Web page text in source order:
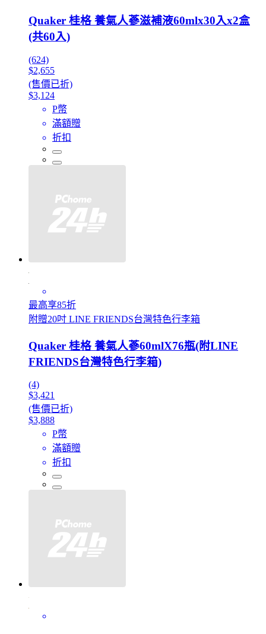
Quaker 桂格 養氣人蔘滋補液60mlx30入x2盒
(共60入)
(624)
$2,655
(售價已折)
$3,124
P幣
滿額贈
折扣
最高享85折
附贈20吋 LINE FRIENDS台灣特色行李箱
Quaker 桂格 養氣人蔘60mlX76瓶(附LINE
FRIENDS台灣特色行李箱)
(4)
$3,421
(售價已折)
$3,888
P幣
滿額贈
折扣